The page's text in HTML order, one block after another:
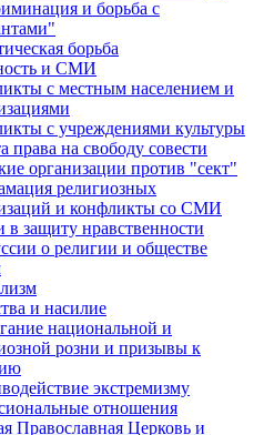
и борьба с
борьба
и СМИ
с местным населением и
с учреждениями культуры
права на свободу совести
организации против "сект"
религиозных
и конфликты со СМИ
в защиту нравственности
о религии и обществе
и насилие
национальной и
розни и призывы к
экстремизму
отношения
Православная Церковь и